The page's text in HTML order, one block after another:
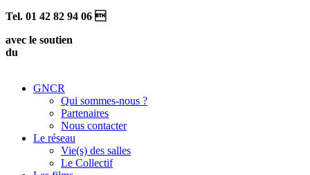
Tel. 01 42 82 94 06 
avec le soutien
du
GNCR
Qui sommes-nous ?
Partenaires
Nous contacter
Le réseau
Vie(s) des salles
Le Collectif